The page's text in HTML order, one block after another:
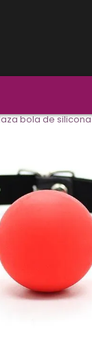
bola de silicona